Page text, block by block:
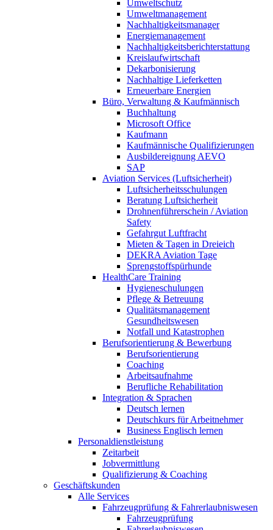
Umweltschutz
Umweltmanagement
Nachhaltigkeitsmanager
Energiemanagement
Nachhaltigkeitsberichterstattung
Kreislaufwirtschaft
Dekarbonisierung
Nachhaltige Lieferketten
Erneuerbare Energien
Büro, Verwaltung & Kaufmännisch
Buchhaltung
Microsoft Office
Kaufmann
Kaufmännische Qualifizierungen
Ausbildereignung AEVO
SAP
Aviation Services (Luftsicherheit)
Luftsicherheitsschulungen
Beratung Luftsicherheit
Drohnenführerschein / Aviation
Safety
Gefahrgut Luftfracht
Mieten & Tagen in Dreieich
DEKRA Aviation Tage
Sprengstoffspürhunde
HealthCare Training
Hygieneschulungen
Pflege & Betreuung
Qualitätsmanagement
Gesundheitswesen
Notfall und Katastrophen
Berufsorientierung & Bewerbung
Berufsorientierung
Coaching
Arbeitsaufnahme
Berufliche Rehabilitation
Integration & Sprachen
Deutsch lernen
Deutschkurs für Arbeitnehmer
Business Englisch lernen
Personaldienstleistung
Zeitarbeit
Jobvermittlung
Qualifizierung & Coaching
Geschäftskunden
Alle Services
Fahrzeugprüfung & Fahrerlaubniswesen
Fahrzeugprüfung